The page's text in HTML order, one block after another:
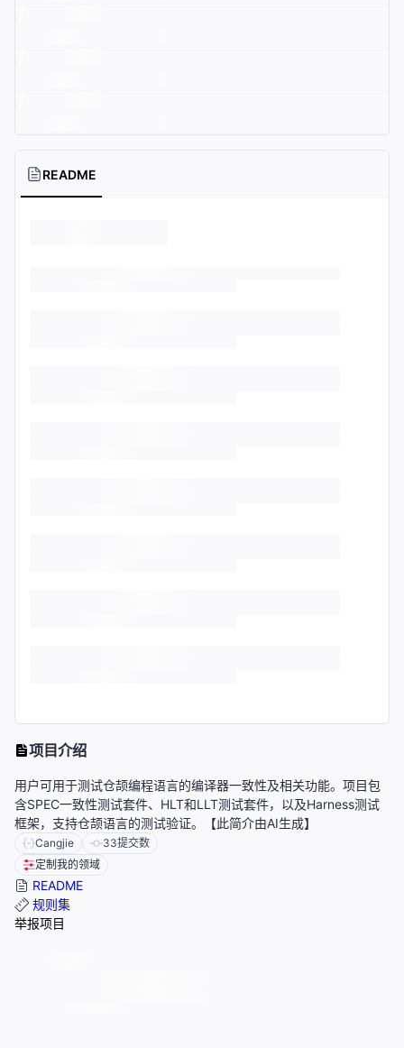
README
项目介绍
用户可用于测试仓颉编程语言的编译器一致性及相关功能。项目包
含SPEC一致性测试套件、HLT和LLT测试套件，以及Harness测试
框架，支持仓颉语言的测试验证。【此简介由AI生成】
Cangjie 33提交数
定制我的领域
README
规则集
举报项目